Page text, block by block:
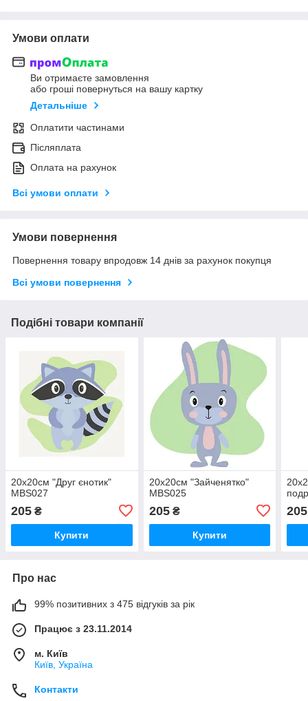
Умови оплати
Ви отримаєте замовлення
або гроші повернуться на вашу картку
Детальніше
Оплатити частинами
Післяплата
Оплата на рахунок
Всі умови оплати
Умови повернення
Повернення товару впродовж 14 днів за рахунок покупця
Всі умови повернення
Подібні товари компанії
20x20см "Друг єнотик"
MBS027
205 ₴
Купити
20x20см "Зайченятко"
MBS025
205₴
Купити
205
Про нас
99% позитивних з 475 відгуків за рік
Працює з 23.11.2014
м. Київ
Київ, Україна
Контакти